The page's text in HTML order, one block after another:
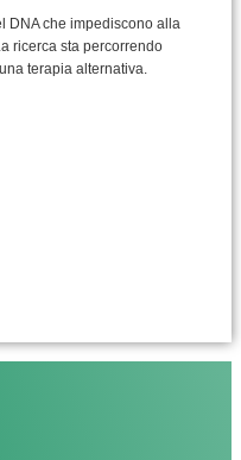
DNA che impediscono alla
ricerca sta percorrendo
terapia alternativa.